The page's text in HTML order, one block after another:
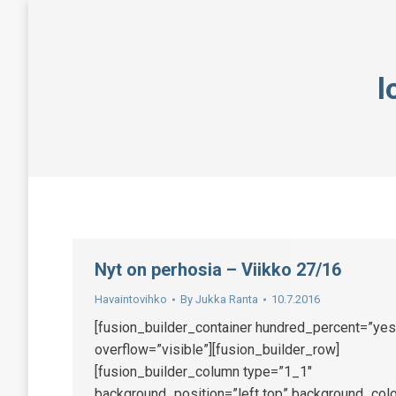
Nyt on perhosia – Viikko 27/16
Havaintovihko By Jukka Ranta 10.7.2016
[fusion_builder_container
overflow=”visible”][fusion_builder_row]
[fusion_builder_column type=”1_1″